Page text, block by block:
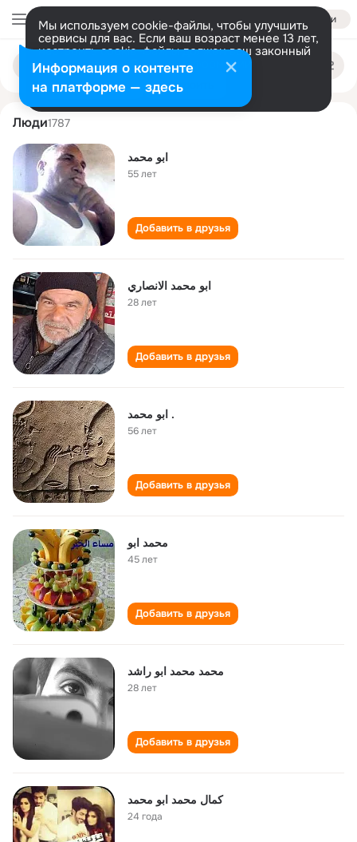
Войти
Мы используем cookie-файлы, чтобы улучшить
сервисы для вас. Если ваш возраст менее 13 лет,
настроить cookie-файлы должен ваш законный
представитель. Больше информации
Разрешить все Настроить
Поиск
людям
محمد ابو
Люди1787
ابو محمد
55 лет
Добавить в друзья
ابو محمد الانصاري
28 лет
Добавить в друзья
ابو محمد .
56 лет
Добавить в друзья
محمد ابو
45 лет
Добавить в друзья
محمد محمد ابو راشد
28 лет
Добавить в друзья
كمال محمد ابو محمد
24 года
Информация о контенте
на платформе — здесь